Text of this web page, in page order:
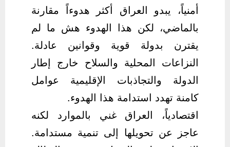
أمنياً، يبدو العراق أكثر هدوءاً مقارنة
بالماضي، لكن هذا الهدوء هش ما لم
يقترن بدولة قوية وقوانين عادلة.
النزاعات المحلية والسلاح خارج إطار
الدولة والتجاذبات الإقليمية عوامل
كامنة تهدد استدامة هذا الهدوء.
اقتصادياً، العراق غني بالموارد لكنه
عاجز عن تحويلها إلى تنمية مستدامة.